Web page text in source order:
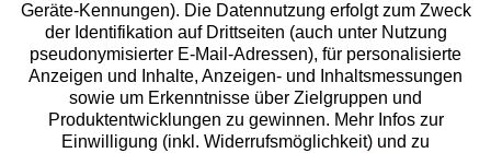
Unsere Apps
Geräte-Kennungen). Die Datennutzung erfolgt zum Zweck
der Identifikation auf Drittseiten (auch unter Nutzung
pseudonymisierter E-Mail-Adressen), für personalisierte
Anzeigen und Inhalte, Anzeigen- und Inhaltsmessungen
sowie um Erkenntnisse über Zielgruppen und
Produktentwicklungen zu gewinnen. Mehr Infos zur
Einwilligung (inkl. Widerrufsmöglichkeit) und zu